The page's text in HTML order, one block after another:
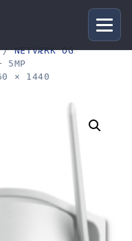
NETVÆRK OG
5MP
× 1440